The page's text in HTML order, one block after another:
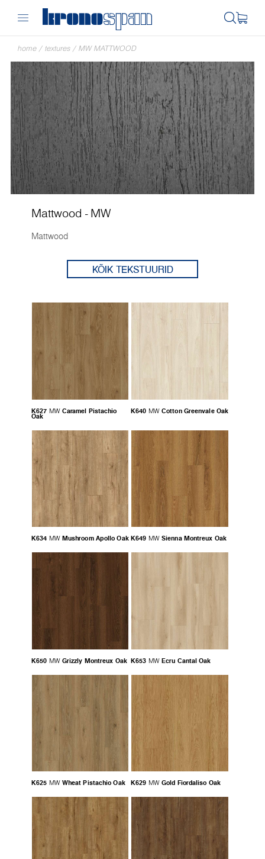
home / textures / MW MATTWOOD
Mattwood - MW
Mattwood
KÕIK TEKSTUURID
K627 MW Caramel Pistachio
Oak
K640 MW Cotton Greenvale Oak
K634 MW Mushroom Apollo Oak K649 MW Sienna Montreux Oak
K650 MW Grizzly Montreux Oak K653 MW Ecru Cantal Oak
K625 MW Wheat Pistachio Oak K629 MW Gold Fiordaliso Oak